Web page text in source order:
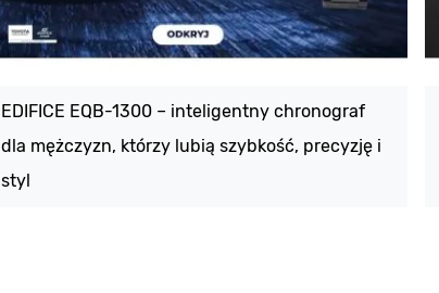
EDIFICE EQB-1300 – inteligentny chronograf
dla mężczyzn, którzy lubią szybkość, precyzję i
styl